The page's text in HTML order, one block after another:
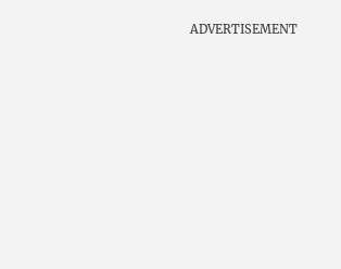
ADVERTISEMENT